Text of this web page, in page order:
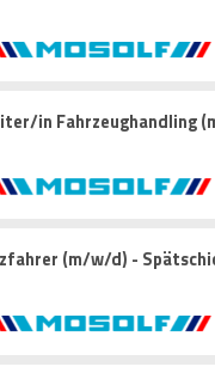
in Fahrzeughandling
(m/w/d) -